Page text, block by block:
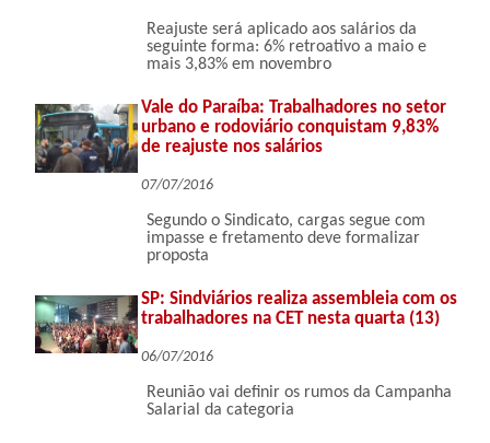
Reajuste será aplicado aos salários da
seguinte forma: 6% retroativo a maio e
mais 3,83% em novembro
Vale do Paraíba: Trabalhadores no setor
urbano e rodoviário conquistam 9,83%
de reajuste nos salários
07/07/2016
Segundo o Sindicato, cargas segue com
impasse e fretamento deve formalizar
proposta
SP: Sindviários realiza assembleia com os
trabalhadores na CET nesta quarta (13)
06/07/2016
Reunião vai definir os rumos da Campanha
Salarial da categoria